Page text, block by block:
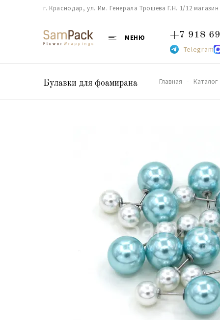
г. Краснодар, ул. Им. Генерала Трошева Г.Н. 1/12
МЕНЮ +7 918
Telegram
Булавки для фоамирана Главная Каталог